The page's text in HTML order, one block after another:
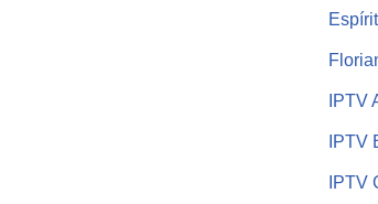
IPTV
IPTV
IPTV